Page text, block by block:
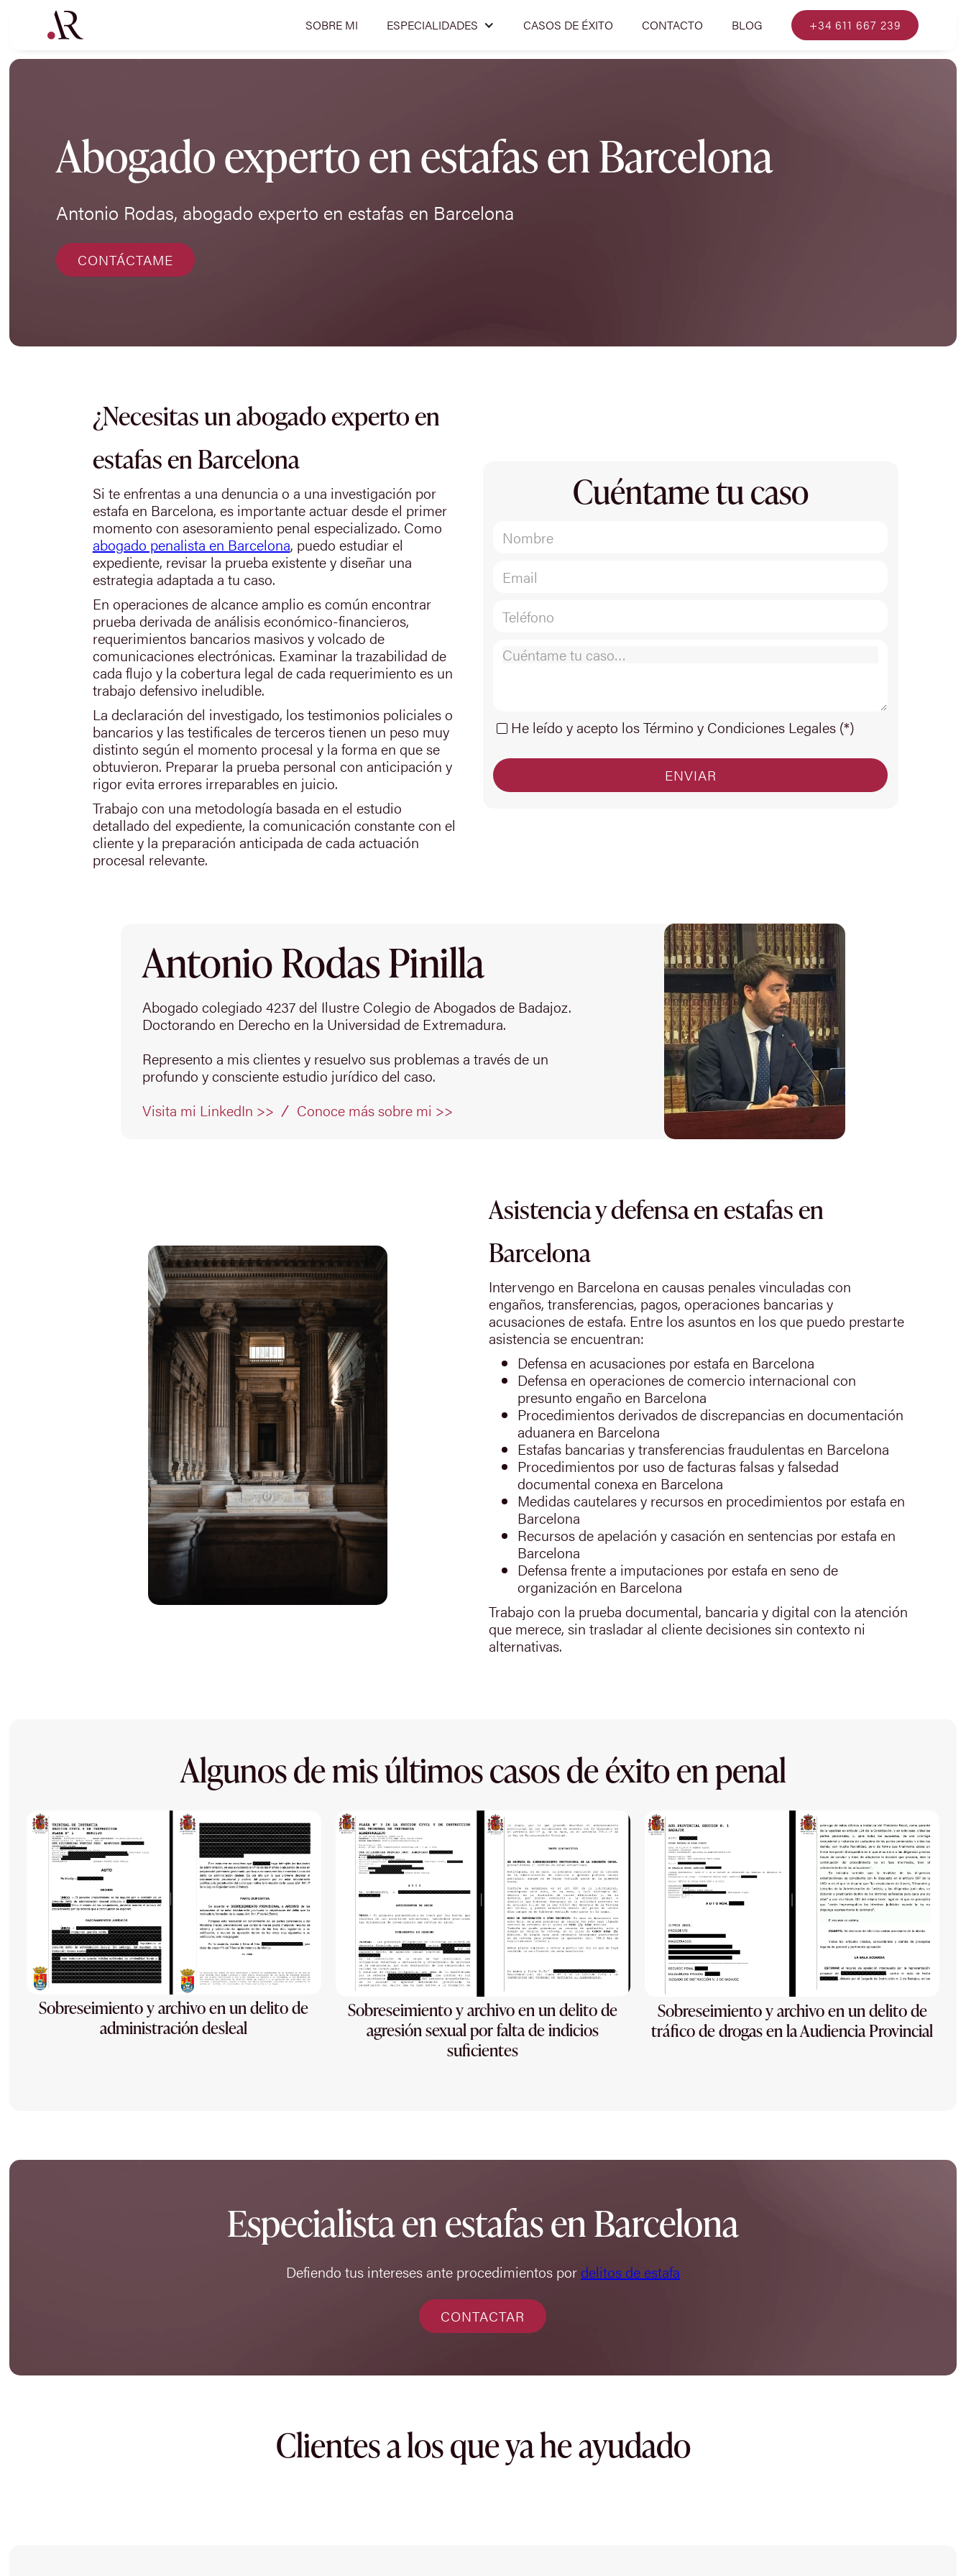
SOBRE MI ESPECIALIDADES CASOS DE ÉXITO CONTACTO BLOG +34 611 667 239
Abogado experto en estafas en Barcelona
Antonio Rodas, abogado experto en estafas en Barcelona
CONTÁCTAME
¿Necesitas un abogado experto en
estafas en Barcelona
Si te enfrentas a una denuncia o a una investigación por
estafa en Barcelona, es importante actuar desde el primer
momento con asesoramiento penal especializado. Como
abogado penalista en Barcelona, puedo estudiar el
expediente, revisar la prueba existente y diseñar una
estrategia adaptada a tu caso.
En operaciones de alcance amplio es común encontrar
prueba derivada de análisis económico-financieros,
requerimientos bancarios masivos y volcado de
comunicaciones electrónicas. Examinar la trazabilidad de
cada flujo y la cobertura legal de cada requerimiento es un
trabajo defensivo ineludible.
La declaración del investigado, los testimonios policiales o
bancarios y las testificales de terceros tienen un peso muy
distinto según el momento procesal y la forma en que se
obtuvieron. Preparar la prueba personal con anticipación y
rigor evita errores irreparables en juicio.
Trabajo con una metodología basada en el estudio
detallado del expediente, la comunicación constante con el
cliente y la preparación anticipada de cada actuación
procesal relevante.
Cuéntame tu caso
He leído y acepto los Término y Condiciones Legales (*)
Antonio Rodas Pinilla
Abogado colegiado 4237 del Ilustre Colegio de Abogados de Badajoz.
Doctorando en Derecho en la Universidad de Extremadura.
Represento a mis clientes y resuelvo sus problemas a través de un
profundo y consciente estudio jurídico del caso.
Visita mi LinkedIn >>
Conoce más sobre mi >>
Asistencia y defensa en estafas en
Barcelona
Intervengo en Barcelona en causas penales vinculadas con
engaños, transferencias, pagos, operaciones bancarias y
acusaciones de estafa. Entre los asuntos en los que puedo prestarte
asistencia se encuentran:
Defensa en acusaciones por estafa en Barcelona
Defensa en operaciones de comercio internacional con
presunto engaño en Barcelona
Procedimientos derivados de discrepancias en documentación
aduanera en Barcelona
Estafas bancarias y transferencias fraudulentas en Barcelona
Procedimientos por uso de facturas falsas y falsedad
documental conexa en Barcelona
Medidas cautelares y recursos en procedimientos por estafa en
Barcelona
Recursos de apelación y casación en sentencias por estafa en
Barcelona
Defensa frente a imputaciones por estafa en seno de
organización en Barcelona
Trabajo con la prueba documental, bancaria y digital con la atención
que merece, sin trasladar al cliente decisiones sin contexto ni
alternativas.
Algunos de mis últimos casos de éxito en penal
Sobreseimiento y archivo en un delito de
administración desleal
Sobreseimiento y archivo en un delito de
agresión sexual por falta de indicios
suficientes
Sobreseimiento y archivo en un delito de
tráfico de drogas en la Audiencia Provincial
Especialista en estafas en Barcelona
Defiendo tus intereses ante procedimientos pordelitos de estafa
CONTACTAR
Clientes a los que ya he ayudado